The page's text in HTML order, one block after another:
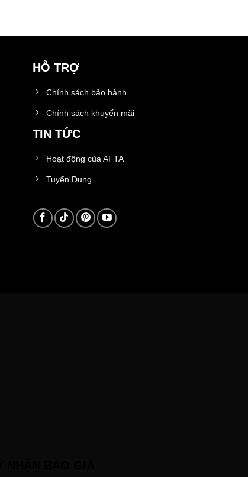
HỖ TRỢ
Chính sách bảo hành
Chính sách khuyến mãi
TIN TỨC
Hoạt động của AFTA
Tuyển Dụng